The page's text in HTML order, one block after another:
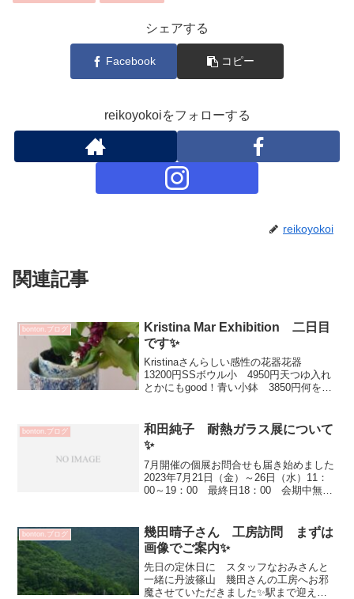
シェアする
Facebook コピー
reikoyokoiをフォローする
reikoyokoi
関連記事
bonton.ブログ
Kristina Mar Exhibition 二日目
です✨
Kristinaさんらしい感性の花器花器
13200円SSボウル小 4950円天つゆ入れ
とかにもgood！青い小鉢 3850円何を盛
円Plate dot 中...
bonton.ブログ
和田純子 耐熱ガラス展について
✨
7月開催の個展お問合せも届き始めました
2023年7月21日（金）～26日（水）11：
00～19：00 最終日18：00 会期中無休
ワークという技法で制作されています...
bonton.ブログ
幾田晴子さん 工房訪問 まずは
画像でご案内✨
先日の定休日に スタッフなおみさんと
一緒に丹波篠山 幾田さんの工房へお邪
魔させていただきました✨駅まで迎えに